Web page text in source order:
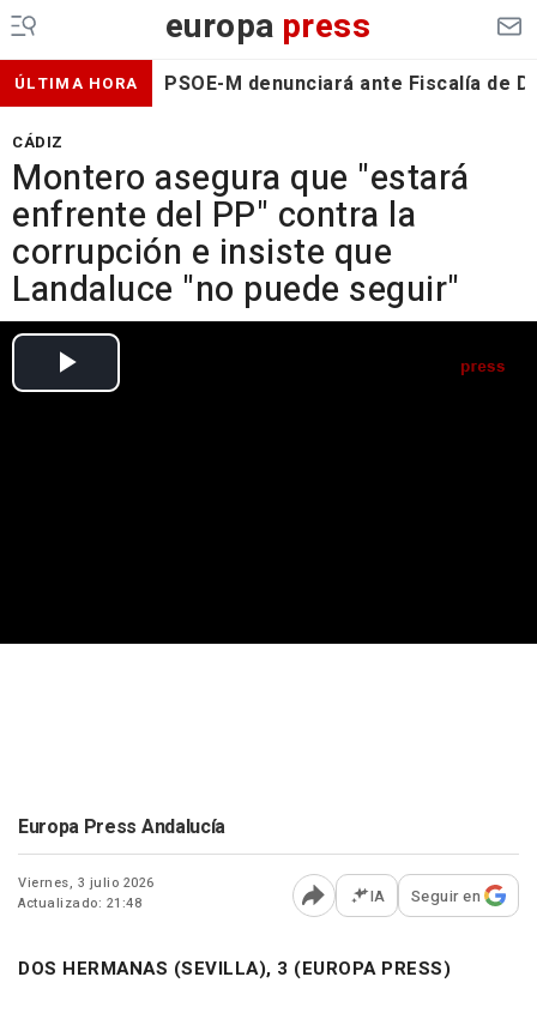
europa press
ÚLTIMA HORA PSOE-M denunciará ante Fiscalía de
CÁDIZ
Montero asegura que "estará
enfrente del PP" contra la
corrupción e insiste que
Landaluce "no puede seguir"
Europa Press Andalucía
Viernes, 3 julio 2026
Actualizado: 21:48
Abrir opciones para
IA Seguir en
DOS HERMANAS (SEVILLA), 3 (EUROPA PRESS)